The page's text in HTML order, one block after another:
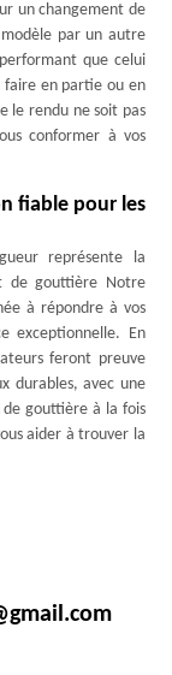
un changement de
par un autre
que celui
faire en partie ou en
le rendu ne soit pas
conformer à vos
fiable pour les
représente la
de gouttière Notre
à répondre à vos
exceptionnelle. En
feront preuve
durables, avec une
gouttière à la fois
aider à trouver la